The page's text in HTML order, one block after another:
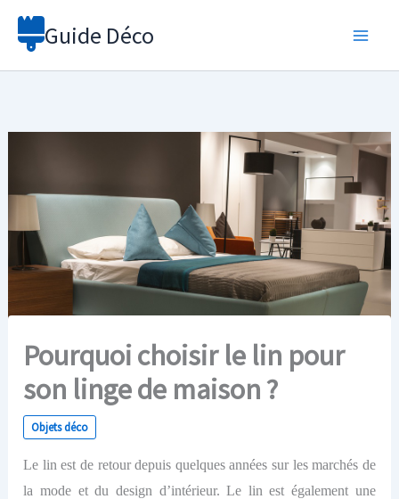
Aller
Guide Déco
Pourquoi choisir le lin pour
son linge de maison ?
Objets déco
Le lin est de retour depuis quelques années sur les marchés de
la mode et du design d’intérieur. Le lin est également une